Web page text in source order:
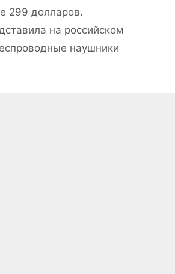
299 долларов.
на российском
наушники